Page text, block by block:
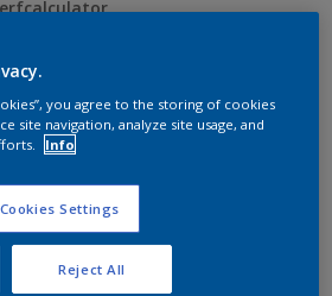
niet mogelijk dit product online
aan te vullen.
you agree to the storing of cookies
site navigation, analyze site usage, and
Info
Cookies Settings
Reject All